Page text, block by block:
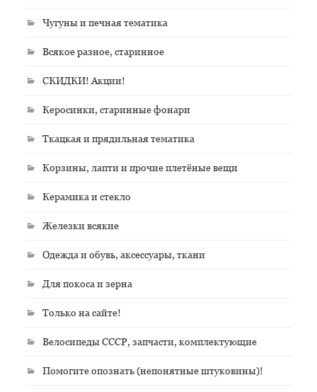
Чугуны и печная тематика
Всякое разное, старинное
СКИДКИ! Акции!
Керосинки, старинные фонари
Ткацкая и прядильная тематика
Корзины, лапти и прочие плетёные вещи
Керамика и стекло
Железки всякие
Одежда и обувь, аксессуары, ткани
Для покоса и зерна
Только на сайте!
Велосипеды СССР, запчасти, комплектующие
Помогите опознать (непонятные штуковины)!